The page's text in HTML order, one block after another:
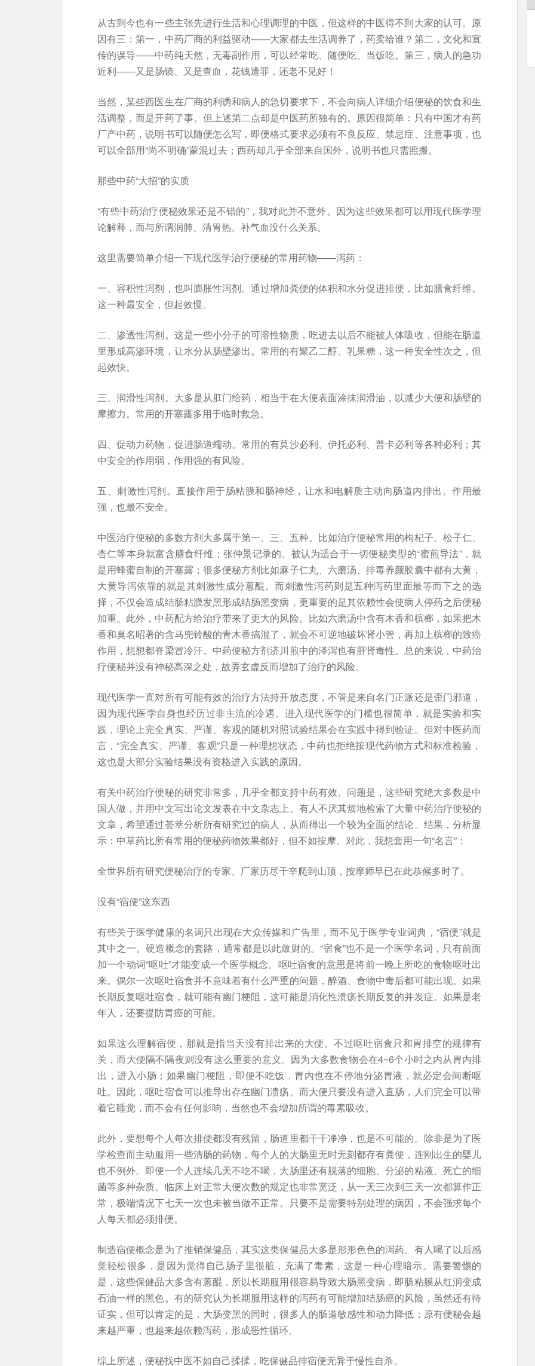
从古到今也有一些主张先进行生活和心理调理的中医，但这样的中医得不到大家的认可。原
因有三：第一，中药厂商的利益驱动——大家都去生活调养了，药卖给谁？第二，文化和宣
传的误导——中药纯天然，无毒副作用，可以经常吃、随便吃、当饭吃。第三，病人的急功
近利——又是肠镜、又是查血，花钱遭罪，还老不见好！
当然，某些西医生在厂商的利诱和病人的急切要求下，不会向病人详细介绍便秘的饮食和生
活调整，而是开药了事。但上述第二点却是中医药所独有的。原因很简单：只有中国才有药
厂产中药，说明书可以随便怎么写，即便格式要求必须有不良反应、禁忌症、注意事项，也
可以全部用“尚不明确”蒙混过去；西药却几乎全部来自国外，说明书也只需照搬。
那些中药“大招”的实质
“有些中药治疗便秘效果还是不错的”，我对此并不意外。因为这些效果都可以用现代医学理
论解释，而与所谓润肺、清胃热、补气血没什么关系。
这里需要简单介绍一下现代医学治疗便秘的常用药物——泻药：
一、容积性泻剂，也叫膨胀性泻剂。通过增加粪便的体积和水分促进排便，比如膳食纤维。
这一种最安全，但起效慢。
二、渗透性泻剂。这是一些小分子的可溶性物质，吃进去以后不能被人体吸收，但能在肠道
里形成高渗环境，让水分从肠壁渗出。常用的有聚乙二醇、乳果糖，这一种安全性次之，但
起效快。
三、润滑性泻剂。大多是从肛门给药，相当于在大便表面涂抹润滑油，以减少大便和肠壁的
摩擦力。常用的开塞露多用于临时救急。
四、促动力药物，促进肠道蠕动。常用的有莫沙必利、伊托必利、普卡必利等各种必利；其
中安全的作用弱，作用强的有风险。
五、刺激性泻剂。直接作用于肠粘膜和肠神经，让水和电解质主动向肠道内排出。作用最
强，也最不安全。
中医治疗便秘的多数方剂大多属于第一、三、五种。比如治疗便秘常用的枸杞子、松子仁、
杏仁等本身就富含膳食纤维；张仲景记录的、被认为适合于一切便秘类型的“蜜煎导法”，就
是用蜂蜜自制的开塞露；很多便秘方剂比如麻子仁丸、六磨汤、排毒养颜胶囊中都有大黄，
大黄导泻依靠的就是其刺激性成分蒽醌。而刺激性泻药则是五种泻药里面最等而下之的选
择，不仅会造成结肠粘膜发黑形成结肠黑变病，更重要的是其依赖性会使病人停药之后便秘
加重。此外，中药配方给治疗带来了更大的风险。比如六磨汤中含有木香和槟榔，如果把木
香和臭名昭著的含马兜铃酸的青木香搞混了，就会不可逆地破坏肾小管，再加上槟榔的致癌
作用，想想都脊梁冒冷汗。中药便秘方剂济川煎中的泽泻也有肝肾毒性。总的来说，中药治
疗便秘并没有神秘高深之处，故弄玄虚反而增加了治疗的风险。
现代医学一直对所有可能有效的治疗方法持开放态度，不管是来自名门正派还是歪门邪道，
因为现代医学自身也经历过非主流的冷遇。进入现代医学的门槛也很简单，就是实验和实
践，理论上完全真实、严谨、客观的随机对照试验结果会在实践中得到验证。但对中医药而
言，“完全真实、严谨、客观”只是一种理想状态，中药也拒绝按现代药物方式和标准检验，
这也是大部分实验结果没有资格进入实践的原因。
有关中药治疗便秘的研究非常多，几乎全都支持中药有效。问题是，这些研究绝大多数是中
国人做，并用中文写出论文发表在中文杂志上。有人不厌其烦地检索了大量中药治疗便秘的
文章，希望通过荟萃分析所有研究过的病人，从而得出一个较为全面的结论。结果，分析显
示：中草药比所有常用的便秘药物效果都好，但不如按摩。对此，我想套用一句“名言”：
全世界所有研究便秘治疗的专家、厂家历尽千辛爬到山顶，按摩师早已在此恭候多时了。
没有“宿便”这东西
有些关于医学健康的名词只出现在大众传媒和广告里，而不见于医学专业词典，“宿便”就是
其中之一。硬造概念的套路，通常都是以此敛财的。“宿食”也不是一个医学名词，只有前面
加一个动词“呕吐”才能变成一个医学概念。呕吐宿食的意思是将前一晚上所吃的食物呕吐出
来。偶尔一次呕吐宿食并不意味着有什么严重的问题，醉酒、食物中毒后都可能出现。如果
长期反复呕吐宿食，就可能有幽门梗阻，这可能是消化性溃疡长期反复的并发症。如果是老
年人，还要提防胃癌的可能。
如果这么理解宿便，那就是指当天没有排出来的大便。不过呕吐宿食只和胃排空的规律有
关，而大便隔不隔夜则没有这么重要的意义。因为大多数食物会在4~6个小时之内从胃内排
出，进入小肠；如果幽门梗阻，即便不吃饭，胃内也在不停地分泌胃液，就必定会间断呕
吐。因此，呕吐宿食可以推导出存在幽门溃疡。而大便只要没有进入直肠，人们完全可以带
着它睡觉，而不会有任何影响，当然也不会增加所谓的毒素吸收。
此外，要想每个人每次排便都没有残留，肠道里都干干净净，也是不可能的。除非是为了医
学检查而主动服用一些清肠的药物，每个人的大肠里无时无刻都存有粪便，连刚出生的婴儿
也不例外。即便一个人连续几天不吃不喝，大肠里还有脱落的细胞、分泌的粘液、死亡的细
菌等多种杂质。临床上对正常大便次数的规定也非常宽泛，从一天三次到三天一次都算作正
常，极端情况下七天一次也未被当做不正常。只要不是需要特别处理的病因，不会强求每个
人每天都必须排便。
制造宿便概念是为了推销保健品，其实这类保健品大多是形形色色的泻药。有人喝了以后感
觉轻松很多，是因为觉得自己肠子里很脏，充满了毒素，这是一种心理暗示。需要警惕的
是，这些保健品大多含有蒽醌，所以长期服用很容易导致大肠黑变病，即肠粘膜从红润变成
石油一样的黑色。有的研究认为长期服用这样的泻药有可能增加结肠癌的风险，虽然还有待
证实，但可以肯定的是，大肠变黑的同时，很多人的肠道敏感性和动力降低；原有便秘会越
来越严重，也越来越依赖泻药，形成恶性循环。
综上所述，便秘找中医不如自己揉揉，吃保健品排宿便无异于慢性自杀。